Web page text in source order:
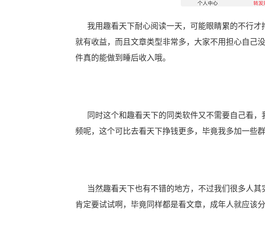
我用趣看天下耐心阅读一天，可能眼睛累的不行才
就有收益，而且文章类型非常多，大家不用担心自己
件真的能做到睡后收入哦。
同时这个和趣看天下的同类软件又不需要自己看，
频呢，这个可比去看天下挣钱更多，毕竟我多加一些
当然趣看天下也有不错的地方，不过我们很多人其
肯定要试试啊，毕竟同样都是看文章，成年人就应该